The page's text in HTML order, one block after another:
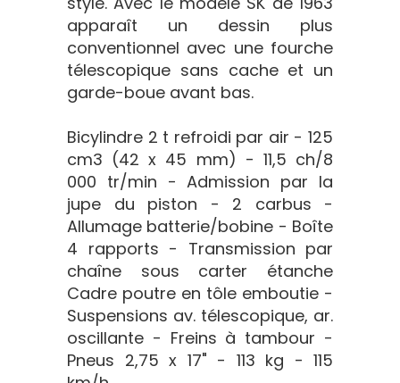
apparaît un dessin plus
conventionnel avec une fourche
télescopique sans cache et un
garde-boue avant bas.
Bicylindre 2 t refroidi par air - 125
cm3 (42 x 45 mm) - 11,5 ch/8
000 tr/min - Admission par la
jupe du piston - 2 carbus -
Allumage batterie/bobine - Boîte
4 rapports - Transmission par
chaîne sous carter étanche
Cadre poutre en tôle emboutie -
Suspensions av. télescopique, ar.
oscillante - Freins à tambour -
Pneus 2,75 x 17" - 113 kg - 115